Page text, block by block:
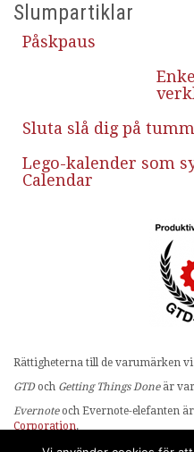
Slumpartiklar
Påskpaus
Sluta slå dig på
Lego-kalender som
Calendar
Rättigheterna till de varumärken
GTDoch Getting Things Doneär
Evernoteoch Evernote-elefanten
Corporation.